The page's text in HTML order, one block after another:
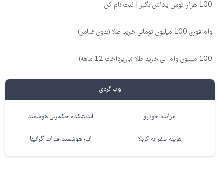
100 هزار تومن پاداش بگیر | ثبت نام کن
وام فوری 100 میلیون تومانی خرید طلا (بدون ضامن)
100 میلیون وام آنی خرید طلا (بازپرداخت 12 ماهه)
وب گردی
مزایده خودرو اندیشکده حکمرانی هوشمند
هزینه سفر به کربلا انبار هوشمند فلزات گرانبها